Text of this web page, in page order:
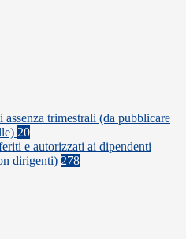
assenza trimestrali (da pubblicare
20
e autorizzati ai dipendenti
dirigenti) 278